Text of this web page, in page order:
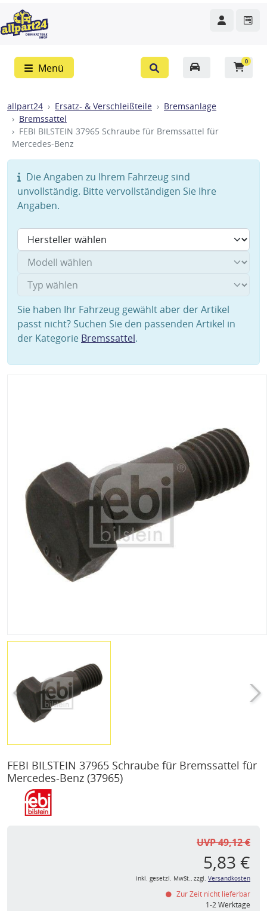
Menü
0
allpart24 Ersatz- & Verschleißteile
Bremsanlage
Bremssattel
FEBI BILSTEIN 37965 Schraube für Bremssattel für
Mercedes-Benz
Die Angaben zu Ihrem Fahrzeug sind
unvollständig. Bitte vervollständigen Sie Ihre
Angaben.
Sie haben Ihr Fahrzeug gewählt aber der Artikel
passt nicht? Suchen Sie den passenden Artikel in
der Kategorie Bremssattel.
FEBI BILSTEIN 37965 Schraube für Bremssattel für
Mercedes-Benz (37965)
UVP 49,12 €
5,83 €
inkl. gesetzl. MwSt., zzgl. Versandkosten
Zur Zeit nicht lieferbar
1-2 Werktage